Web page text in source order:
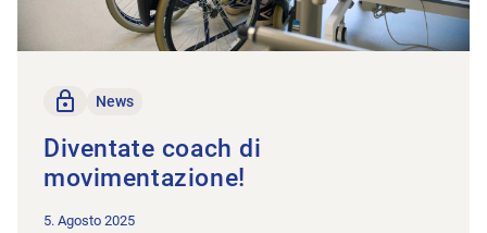
solo per i membri
News
Diventate coach di
movimentazione!
5. Agosto 2025